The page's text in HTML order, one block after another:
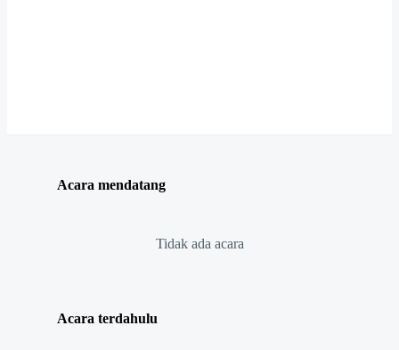
Acara mendatang
Tidak ada acara
Acara terdahulu